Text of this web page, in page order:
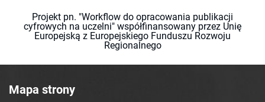
Projekt pn. "Workflow do opracowania publikacji
cyfrowych na uczelni" współfinansowany przez Unię
Europejską z Europejskiego Funduszu Rozwoju
Regionalnego
Mapa strony